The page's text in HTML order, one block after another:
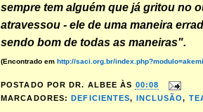
sempre tem alguém que já gritou no
atravessou - ele de uma maneira
sendo bom de todas as maneiras".
(Encontrado em http://saci.org.br/
POSTADO POR DR. ALBEE ÀS 00:08
MARCADORES:DEFICIENTES, INCLUSÃO,